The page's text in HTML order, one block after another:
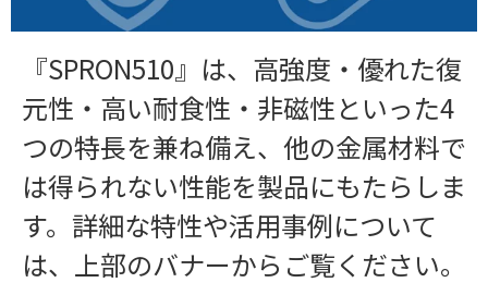
『SPRON510』は、高強度・優れた復
元性・高い耐食性・非磁性といった4
つの特長を兼ね備え、他の金属材料で
は得られない性能を製品にもたらしま
す。詳細な特性や活用事例について
は、上部のバナーからご覧ください。